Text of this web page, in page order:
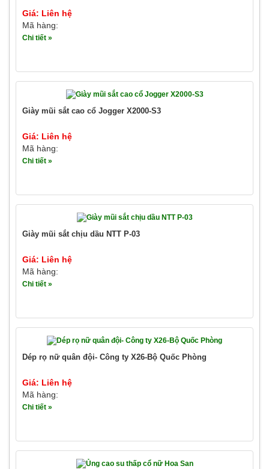
Giá: Liên hệ
Mã hàng:
Chi tiết »
Giày mũi sắt cao cổ Jogger X2000-S3
Giá: Liên hệ
Mã hàng:
Chi tiết »
Giày mũi sắt chịu dầu NTT P-03
Giá: Liên hệ
Mã hàng:
Chi tiết »
Dép rọ nữ quân đội- Công ty X26-Bộ Quốc Phòng
Giá: Liên hệ
Mã hàng:
Chi tiết »